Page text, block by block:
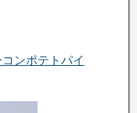
ンポテトパイ